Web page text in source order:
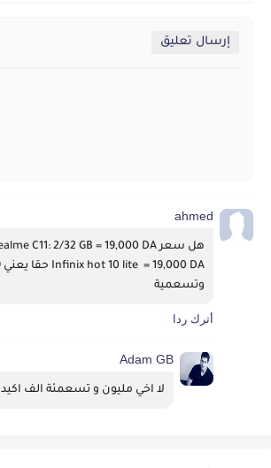
إرسال تعليق
ahmed
هل سعر Realme C11: 2/32 GB = 19,000 DA و
وتسعمية
أترك ردا
Adam GB
لا اخي مليون و تسعمئة الف اكيد